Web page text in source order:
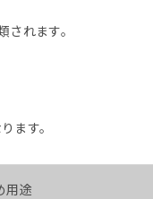
れます。
ます。
用途